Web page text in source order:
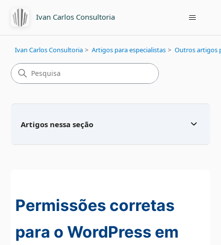
Ivan Carlos Consultoria
Ivan Carlos Consultoria Artigos para especialistas Outros artigos
Artigos nessa seção
Permissões corretas
para o WordPress em